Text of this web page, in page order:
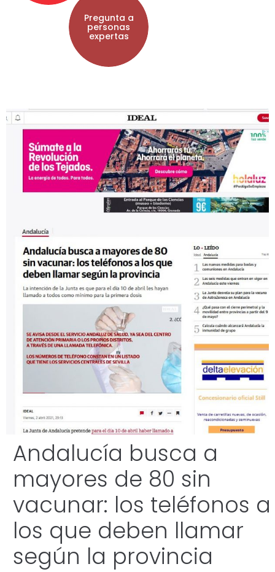
Pregunta a
personas
expertas
Andalucía busca a
mayores de 80 sin
vacunar: los teléfonos a
los que deben llamar
según la provincia